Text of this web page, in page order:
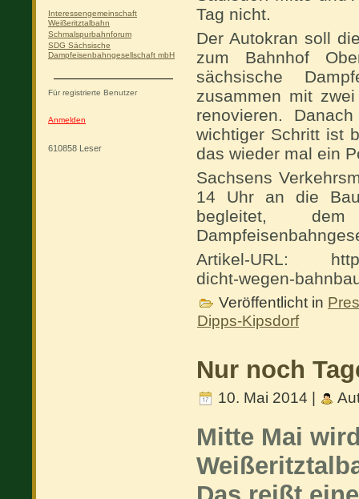
Interessengemeinschaft
Weißeritztalbahn
Schmalspurbahnforum
SDG Sächsische
Dampfeisenbahngesellschaft mbH
Für registrierte Benutzer
Anmelden
610858 Leser
Tag nicht.
Der Autokran soll
zum Bahnhof
sächsische
zusammen mit
renovieren.
wichtiger Schritt ist
das wieder mal ein
Sachsens
14 Uhr an die
begleitet,
Artikel-URL: http://
dicht-wegen-
Veröffentlicht in
Dipps-Kipsdorf
Nur noch
10. Mai 2014 |
Mitte Mai